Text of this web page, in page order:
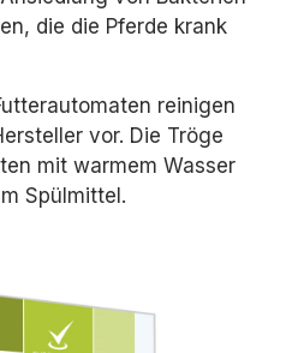
die die Pferde krank
reinigen
vor. Die Tröge
mit warmem Wasser
Spülmittel.